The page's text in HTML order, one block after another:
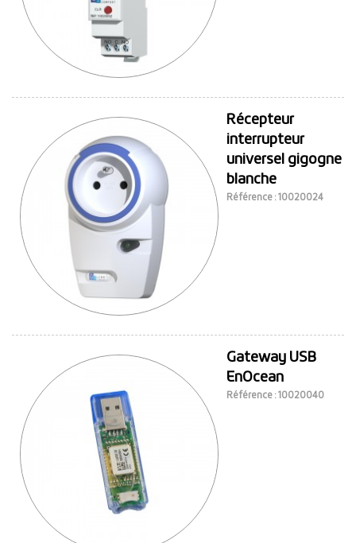
Récepteur
interrupteur
universel gigogne
blanche
Référence : 10020024
Gateway USB
EnOcean
Référence : 10020040